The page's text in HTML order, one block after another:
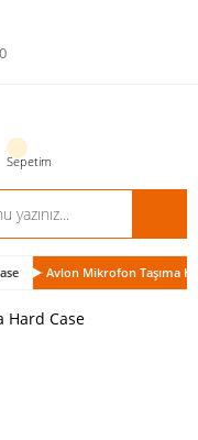
Sepetim
Avlon Mikrofon Taşıma